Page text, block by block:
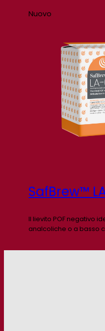
Nuovo
SafBrew™
Il lievito POF negativo
analcoliche o a basso